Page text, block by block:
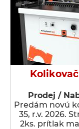
Prodej /
Predám novú
35, r.v. 2026.
2ks. prítlak